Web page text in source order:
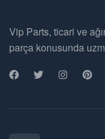
Vip Parts, ticari ve
parça konusunda